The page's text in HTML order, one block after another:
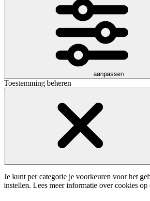
aanpassen
Toestemming beheren
Je kunt per categorie je voorkeuren voor het
instellen. Lees meer informatie over cookies op